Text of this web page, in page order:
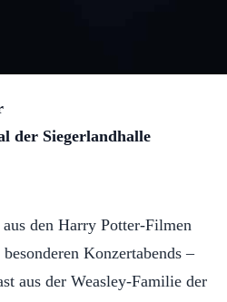
der Siegerlandhalle
den Harry Potter-Filmen
Konzertabends –
aus der Weasley-Familie der